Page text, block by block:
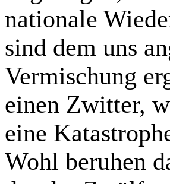
nationale
sind dem uns
Vermischung
einen Zwitter,
eine
Wohl beruhen